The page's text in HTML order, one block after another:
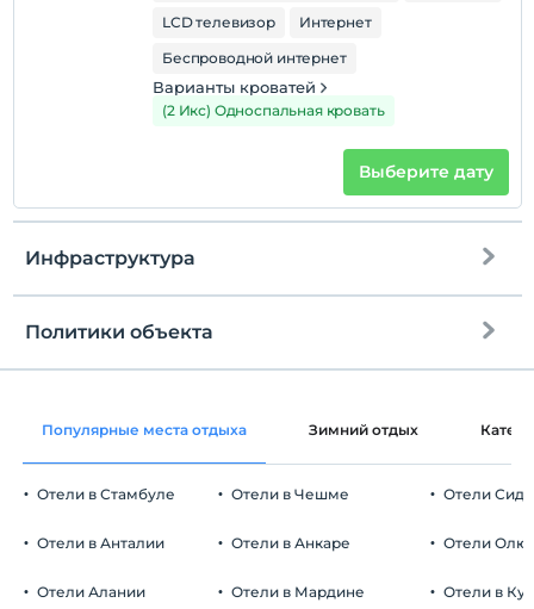
LCD телевизор
Интернет
Беспроводной интернет
Варианты кроватей
(2 Икс) Односпальная кровать
Выберите дату
Инфраструктура
Общие зоны и все комнаты
Автостоянка
Политики объекта
Зарегистрироваться
Время выезда
До 10:00
Домашние животные
Популярные места отдыха Зимний отдых
Отели в Стамбуле
Отели в Анталии
Отели Алании
Отели в Чешме
Отели в Анкаре
Отели в Мардине
Отели Сиде
Отели
Отели в